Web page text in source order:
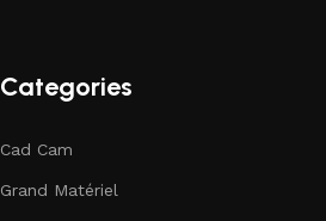
Categories
Cad Cam
Grand Matériel